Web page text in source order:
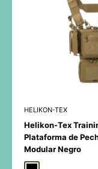
HELIKON-TEX
Helikon-Tex
Plataforma de
Modular Negro